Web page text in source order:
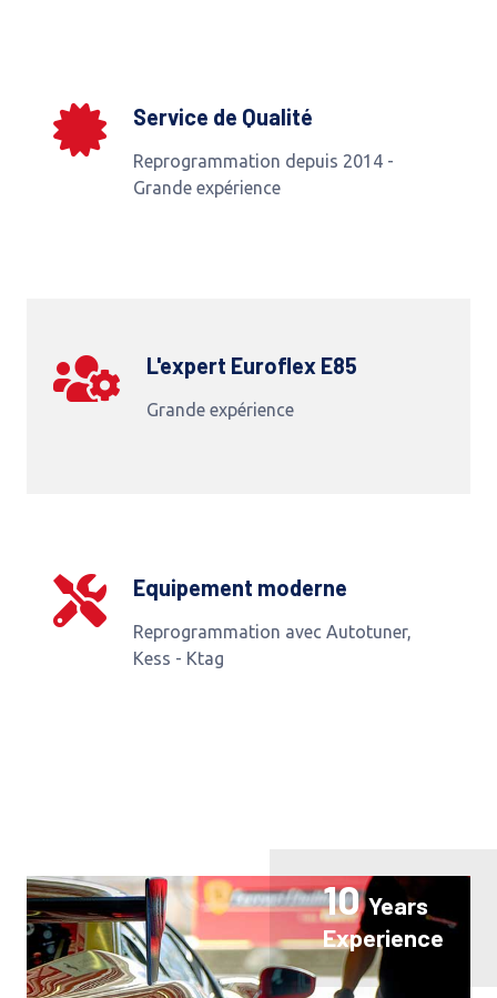
Service de Qualité
Reprogrammation depuis 2014 -
Grande expérience
L'expert Euroflex E85
Grande expérience
Equipement moderne
Reprogrammation avec Autotuner,
Kess - Ktag
10Years
Experience